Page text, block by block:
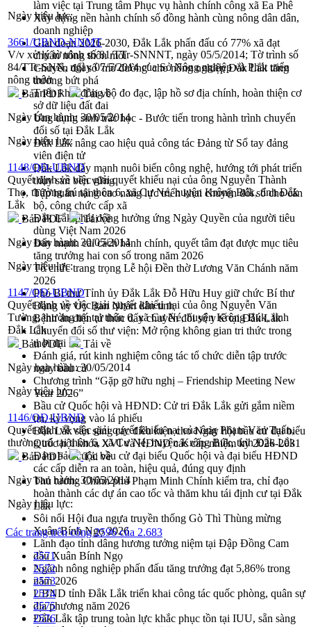
làm việc tại Trung tâm Phục vụ hành chính công xã Ea Phê
Xây dựng nền hành chính số đồng hành cùng nông dân dân,
doanh nghiệp
Giai đoạn 2026-2030, Đắk Lắk phấn đấu có 77% xã đạt
chuẩn nông thôn mới
Chuyển đổi số 'mở đường' cho nông nghiệp Đắk Lắk tăng
trưởng bứt phá
Triển khai đồng bộ đo đạc, lập hồ sơ địa chính, hoàn thiện cơ
sở dữ liệu đất đai
Ứng dụng sinh trắc học - Bước tiến trong hành trình chuyển
đổi số tại Đắk Lắk
Đắk Lắk nâng cao hiệu quả công tác Đảng từ Sổ tay đảng
viên điện tử
Đắk Lắk đẩy mạnh nuôi biển công nghệ, hướng tới phát triển
thủy sản bền vững
Tập huấn nâng cao năng lực triển khai chuyển đổi số cho cán
bộ, công chức cấp xã
Đắk Lắk phát động hưởng ứng Ngày Quyền của người tiêu
dùng Việt Nam 2026
Đẩy mạnh cải cách hành chính, quyết tâm đạt được mục tiêu
tăng trưởng hai con số trong năm 2026
Tổ chức trang trọng Lễ hội Đền thờ Lương Văn Chánh năm
2026
Phó Bí thư Tỉnh ủy Đắk Lắk Đỗ Hữu Huy giữ chức Bí thư
Đảng ủy Ủy Ban Nhân dân tỉnh
Bệnh án điện tử thúc đẩy chuyển đổi số y tế tại Đắk Lắk
Chuyển đổi số thư viện: Mở rộng không gian tri thức trong
thời đại số
Đánh giá, rút kinh nghiệm công tác tổ chức diễn tập trước
ngày bầu cử
Chương trình “Gặp gỡ hữu nghị – Friendship Meeting New
Year 2026”
Bầu cử Quốc hội và HĐND: Cử tri Đắk Lắk gửi gắm niềm
tin, kỳ vọng vào lá phiếu
Đắk Lắk sẵn sàng các điều kiện cho Ngày hội bầu cử đại biểu
Quốc hội khóa XVI và HĐND các cấp nhiệm kỳ 2026-2031
Đảm bảo cuộc bầu cử đại biểu Quốc hội và đại biểu HĐND
các cấp diễn ra an toàn, hiệu quả, đúng quy định
Thủ tướng Chính phủ Phạm Minh Chính kiểm tra, chỉ đạo
hoàn thành các dự án cao tốc và thăm khu tái định cư tại Đắk
Lắk
Sôi nổi Hội đua ngựa truyền thống Gò Thì Thùng mừng
Xuân Bính Ngọ 2026
Lãnh đạo tỉnh dâng hương tưởng niệm tại Đập Đồng Cam
đầu Xuân Bính Ngọ
Ngành nông nghiệp phấn đấu tăng trưởng đạt 5,86% trong
năm 2026
UBND tỉnh Đắk Lắk triển khai công tác quốc phòng, quân sự
địa phương năm 2026
Đắk Lắk tập trung toàn lực khắc phục tồn tại IUU, sẵn sàng
Ngày hiệu lực:
3661/UBND-NNMT
V/v xử lý tờ trình số 81/TTr-SNNNT, ngày 05/5/2014; Tờ trình số
84/TTr-SNN, ngày 07/5/2014 của Sở Nông nghiệp và Phát triển
nông thôn
Bản PDF
Tải về
Ngày ban hành: 30/05/2014
Ngày hiệu lực:
1148/QĐ-UBND
Quyết định về việc giải quyết khiếu nại của ông Nguyễn Thành
Thọ, thường trú tại thôn 6, xã Cư Né, huyện Krông Búk, tỉnh Đắk
Lắk
Bản PDF
Tải về
Ngày ban hành:30/05/2014
Ngày hiệu lực:
1147/QĐ-UBND
Quyết định về việc giải quyết khiếu nại của ông Nguyễn Văn
Tường, thường trú tại thôn 6, xã Cư Né, huyện Krông Búk, tỉnh
Đắk Lắk
Bản PDF
Tải về
Ngày ban hành:30/05/2014
Ngày hiệu lực:
1146/QĐ-UBND
Quyết định về việc giải quyết khiếu nại của ông Phạm Văn Tuấn,
thường trú tại thôn 6, xã Cư Né, huyện Krông Búk, tỉnh Đắk Lắk
Bản PDF
Tải về
Ngày ban hành:30/05/2014
Ngày hiệu lực:
Các trang trên cổng 2596 của 2.683
2571
2572
2573
2574
2575
2576